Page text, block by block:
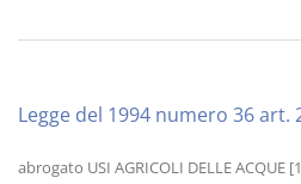
Legge del 1994 numero 36 art.
abrogato USI AGRICOLI DELLE ACQUE